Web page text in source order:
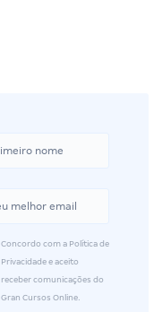
Concordo com a Política de
Privacidade e aceito
receber comunicações do
Gran Cursos Online.